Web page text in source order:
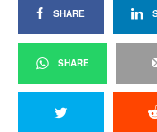
SHARE
SHARE